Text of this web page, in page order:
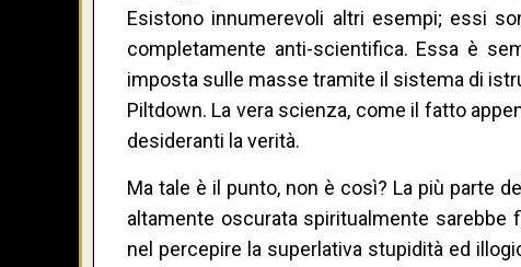
Esistono innumerevoli altri esempi; essi
completamente anti-scientifica. Essa è
imposta sulle masse tramite il sistema di
Piltdown. La vera scienza, come il fatto
desideranti la verità.
Ma tale è il punto, non è così? La più parte
altamente oscurata spiritualmente sarebbe
nel percepire la superlativa stupidità ed